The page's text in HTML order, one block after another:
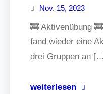
Nov. 15, 2023
🚒 Aktivenübung
fand wieder eine
drei Gruppen an
weiterlesen